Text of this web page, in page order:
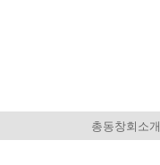
총동창회소개